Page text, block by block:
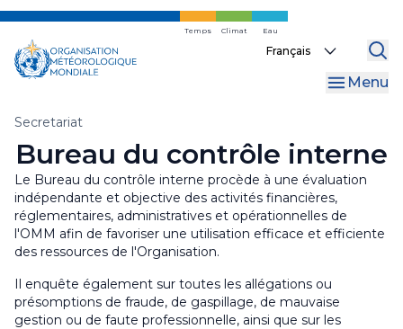
Skip
main
content
Temps Climat Eau
Select
Menu
Regional Coordination Office
Fil
d'Ariane
Secretariat
Bureau du contrôle interne
Le Bureau du contrôle interne procède à une évaluation
indépendante et objective des activités financières,
réglementaires, administratives et opérationnelles de
l'OMM afin de favoriser une utilisation efficace et efficiente
des ressources de l'Organisation.
Il enquête également sur toutes les allégations ou
présomptions de fraude, de gaspillage, de mauvaise
gestion ou de faute professionnelle, ainsi que sur les